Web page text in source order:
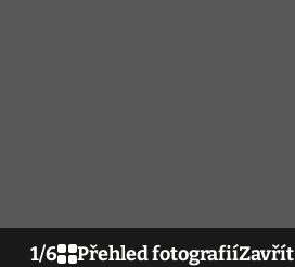
1/6 Přehled fotografiíZavřít